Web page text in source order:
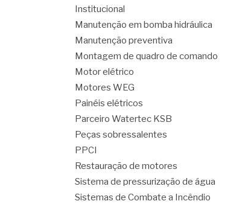
Institucional
Manutenção em bomba hidráulica
Manutenção preventiva
Montagem de quadro de comando
Motor elétrico
Motores WEG
Painéis elétricos
Parceiro Watertec KSB
Peças sobressalentes
PPCI
Restauração de motores
Sistema de pressurização de água
Sistemas de Combate a Incêndio